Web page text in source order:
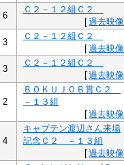
6
Ｃ２－１２組Ｃ２
[過去映像
3
Ｃ２－１２組Ｃ２
[過去映像
3
Ｃ２－１２組Ｃ２
[過去映像
2
ＢＯＫＵＪＯＢ賞Ｃ２
－１３組
[過去映像
4
キャプテン渡辺さん来場
記念Ｃ２ －１３組
[過去映像